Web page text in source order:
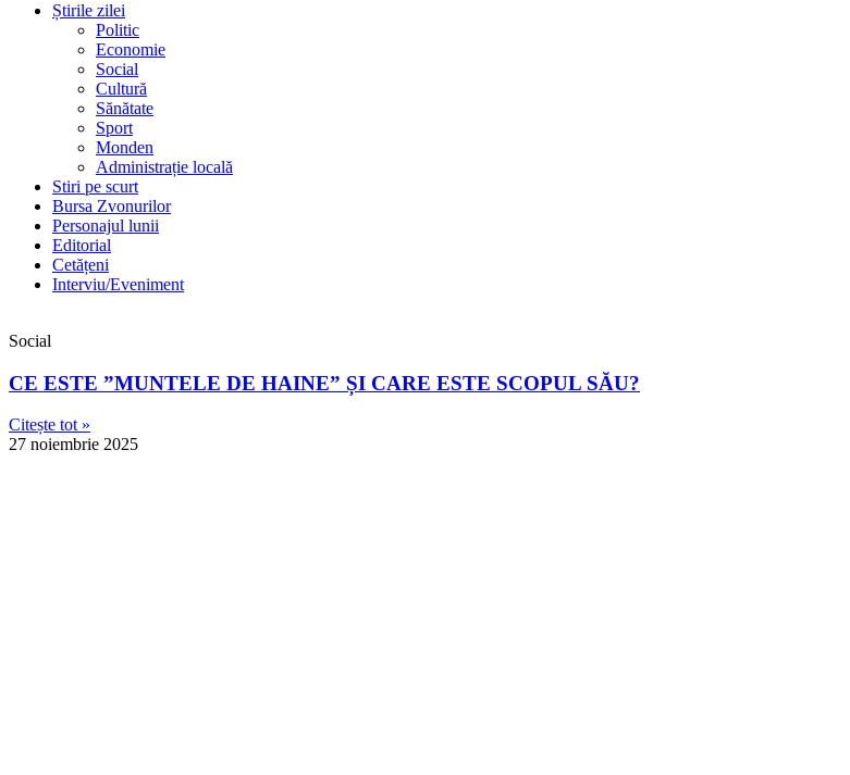
Știrile zilei
Politic
Economie
Social
Cultură
Sănătate
Sport
Monden
Administrație locală
Stiri pe scurt
Bursa Zvonurilor
Personajul lunii
Editorial
Cetățeni
Interviu/Eveniment
Social
CE ESTE ”MUNTELE DE HAINE” ȘI CARE ESTE SCOPUL SĂU?
Citește tot »
27 noiembrie 2025